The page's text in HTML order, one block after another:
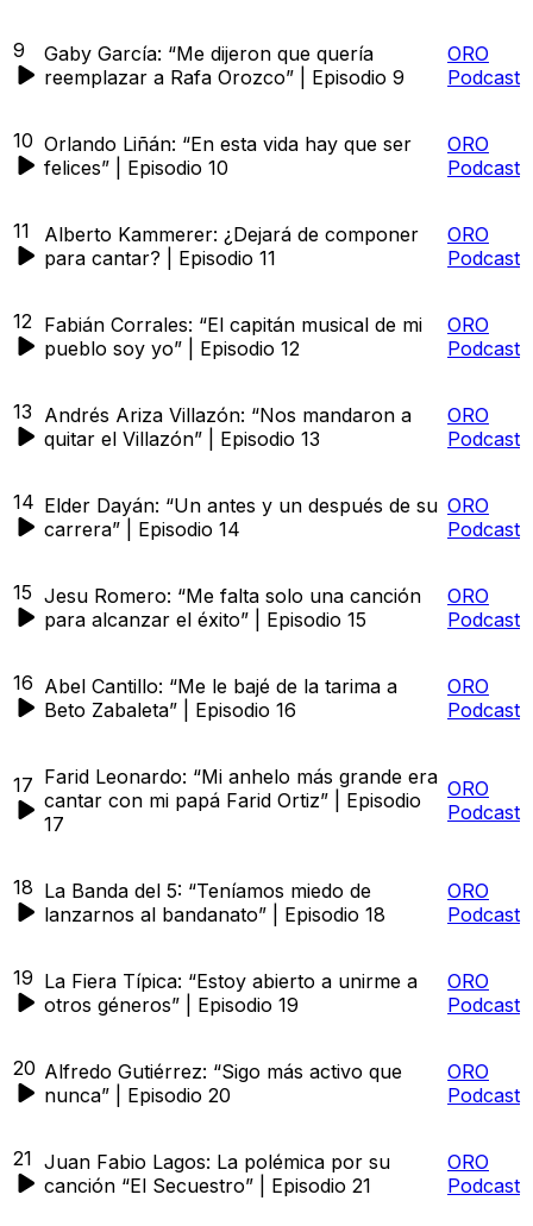
9
Gaby García: “Me dijeron que quería
reemplazar a Rafa Orozco” | Episodio 9
ORO
Podcast
10 Orlando Liñán: “En esta vida hay que ser
felices” | Episodio 10
ORO
Podcast
11
Alberto Kammerer: ¿Dejará de componer
para cantar? | Episodio 11
ORO
Podcast
12 Fabián Corrales: “El capitán musical de mi
pueblo soy yo” | Episodio 12
ORO
Podcast
13 Andrés Ariza Villazón: “Nos mandaron a
quitar el Villazón” | Episodio 13
ORO
Podcast
14 Elder Dayán: “Un antes y un después de su
carrera” | Episodio 14
ORO
Podcast
15 Jesu Romero: “Me falta solo una canción
para alcanzar el éxito” | Episodio 15
ORO
Podcast
16 Abel Cantillo: “Me le bajé de la tarima a
Beto Zabaleta” | Episodio 16
ORO
Podcast
17 Farid Leonardo: “Mi anhelo más grande era
cantar con mi papá Farid Ortiz” | Episodio
17
ORO
Podcast
18 La Banda del 5: “Teníamos miedo de
lanzarnos al bandanato” | Episodio 18
ORO
Podcast
19 La Fiera Típica: “Estoy abierto a unirme a
otros géneros” | Episodio 19
ORO
Podcast
20 Alfredo Gutiérrez: “Sigo más activo que
nunca” | Episodio 20
ORO
Podcast
21 Juan Fabio Lagos: La polémica por su
canción “El Secuestro” | Episodio 21
ORO
Podcast